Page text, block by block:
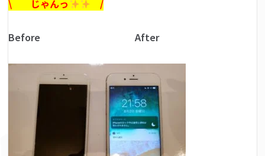
\ じゃんっ /
Before After